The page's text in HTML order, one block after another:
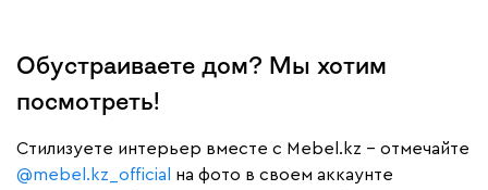
Обустраиваете дом? Мы хотим
посмотреть!
Cтилизуете интерьер вместе с Mebel.kz – отмечайте
@mebel.kz_official
на фото в своем аккаунте